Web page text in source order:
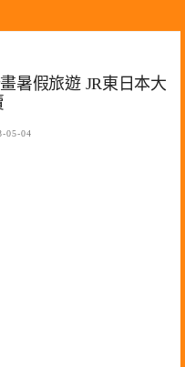
暑假旅遊 JR東日本大
05-04